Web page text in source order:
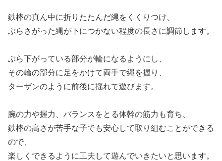
鉄棒の真ん中に折りたたんだ縄をくくりつけ、
ぶらさがった縄が下につかない程度の長さに調節します。
ぶら下がっている部分が輪になるようにし、
その輪の部分に足をかけて両手で縄を握り、
ターザンのように前後に揺れて遊びます。
腕の力や握力、バランスをとる体幹の筋力も育ち、
鉄棒の高さが苦手な子でも安心して取り組むことができる
ので、
楽しくできるように工夫して遊んでいきたいと思います。